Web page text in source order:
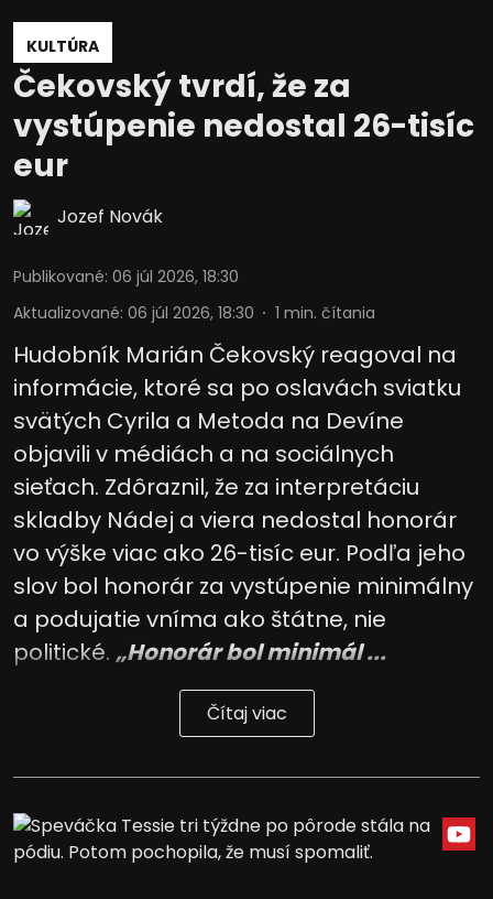
KULTÚRA
Čekovský tvrdí, že za
vystúpenie nedostal 26-tisíc
eur
Jozef Novák
Publikované: 06 júl 2026, 18:30
Aktualizované: 06 júl 2026, 18:30 1 min. čítania
Hudobník Marián Čekovský reagoval na
informácie, ktoré sa po oslavách sviatku
svätých Cyrila a Metoda na Devíne
objavili v médiách a na sociálnych
sieťach. Zdôraznil, že za interpretáciu
skladby Nádej a viera nedostal honorár
vo výške viac ako 26-tisíc eur. Podľa jeho
slov bol honorár za vystúpenie minimálny
a podujatie vníma ako štátne, nie
politické. „Honorár bol minimál ...
Čítaj viac